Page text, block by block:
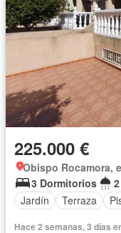
225.000 €
Obispo Rocamora,
3 Dormitorios
Jardín
Terraza
Hace 2 semanas, 3 días